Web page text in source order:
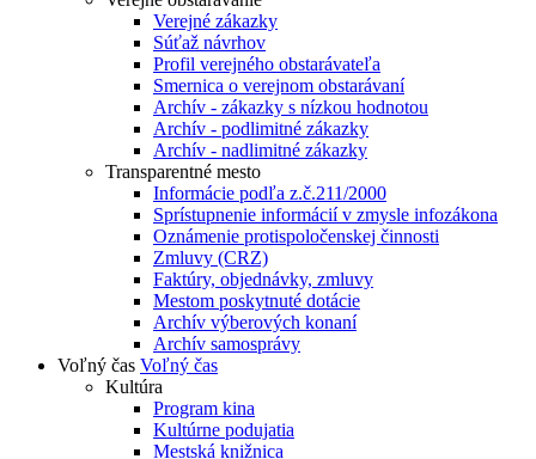
Verejné zákazky
Súťaž návrhov
Profil verejného obstarávateľa
Smernica o verejnom obstarávaní
Archív - zákazky s nízkou hodnotou
Archív - podlimitné zákazky
Archív - nadlimitné zákazky
Transparentné mesto
Informácie podľa z.č.211/2000
Sprístupnenie informácií v zmysle infozákona
Oznámenie protispoločenskej činnosti
Zmluvy (CRZ)
Faktúry, objednávky, zmluvy
Mestom poskytnuté dotácie
Archív výberových konaní
Archív samosprávy
Voľný čas Voľný čas
Kultúra
Program kina
Kultúrne podujatia
Mestská knižnica